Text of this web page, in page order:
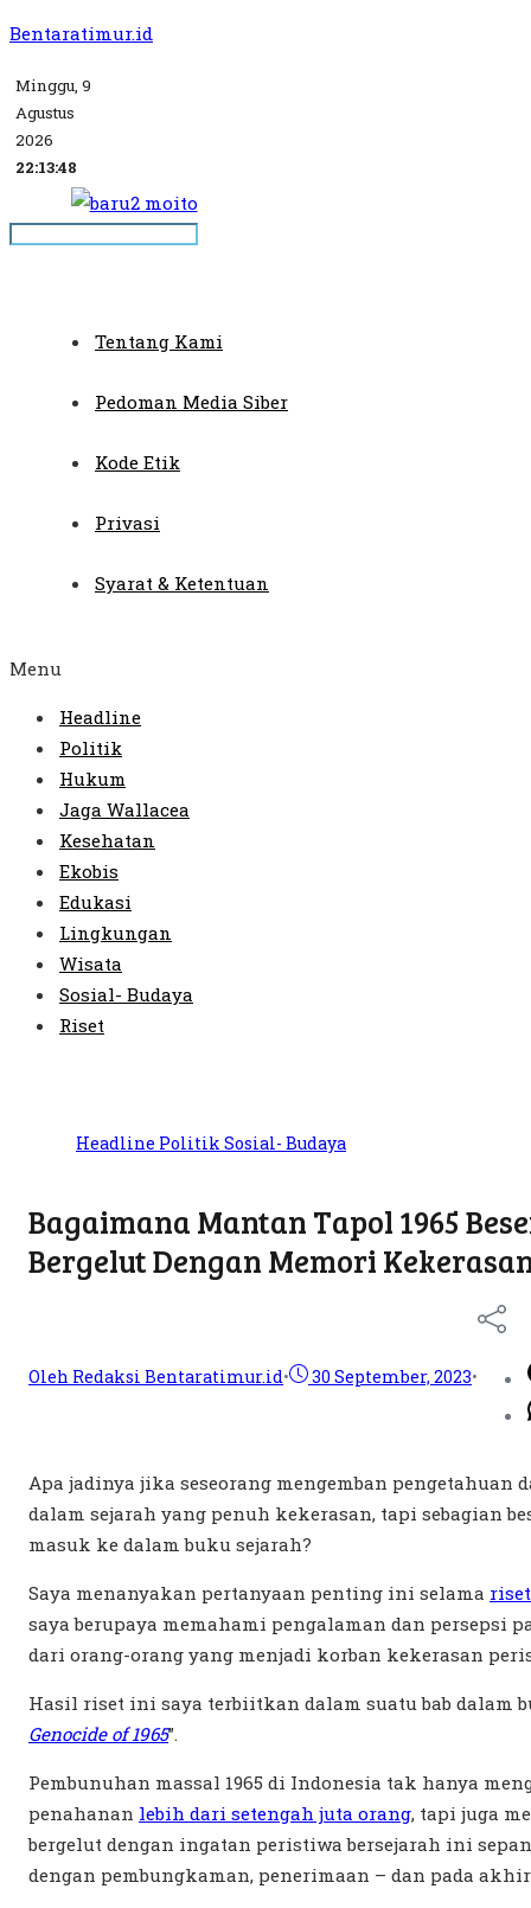
Bentaratimur.id
Minggu, 9
Agustus
2026
22:13:49
Tentang Kami
Pedoman Media Siber
Kode Etik
Privasi
Syarat & Ketentuan
Menu
Headline
Politik
Hukum
Jaga Wallacea
Kesehatan
Ekobis
Edukasi
Lingkungan
Wisata
Sosial- Budaya
Riset
Headline Politik Sosial- Budaya
Bagaimana Mantan Tapol 1965
Bergelut Dengan Memori
Oleh Redaksi Bentaratimur.id• 30 September, 2023•
Apa jadinya jika seseorang mengemban pengetahuan
dalam sejarah yang penuh kekerasan, tapi sebagian
masuk ke dalam buku sejarah?
Saya menanyakan pertanyaan penting ini selama
saya berupaya memahami pengalaman dan persepsi
dari orang-orang yang menjadi korban kekerasan
Hasil riset ini saya terbiitkan dalam suatu bab dalam
Genocide of 1965”.
Pembunuhan massal 1965 di Indonesia tak hanya
penahanan lebih dari setengah juta orang, tapi juga
bergelut dengan ingatan peristiwa bersejarah ini
dengan pembungkaman, penerimaan – dan pada